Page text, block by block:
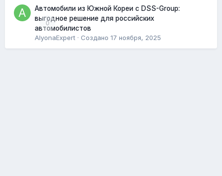
0
Автомобили из Южной Кореи с DSS-Group:
выгодное решение для российских
автомобилистов
AlyonaExpert · Создано 17 ноября, 2025